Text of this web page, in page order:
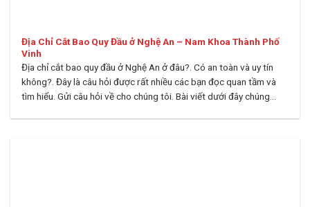
Địa Chỉ Cắt Bao Quy Đầu ở Nghệ An – Nam Khoa Thành Phố
Vinh
Địa chỉ cắt bao quy đầu ở Nghệ An ở đâu?. Có an toàn và uy tín
không?. Đây là câu hỏi được rất nhiều các bạn đọc quan tầm và
tìm hiểu. Gửi câu hỏi về cho chúng tôi. Bài viết dưới đây chúng...